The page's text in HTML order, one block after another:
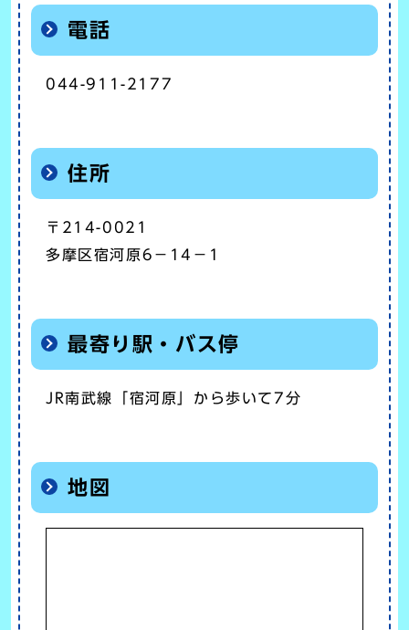
電話
044-911-2177
住所
〒214-0021
多摩区宿河原6－14－1
最寄り駅・バス停
JR南武線「宿河原」から歩いて7分
地図